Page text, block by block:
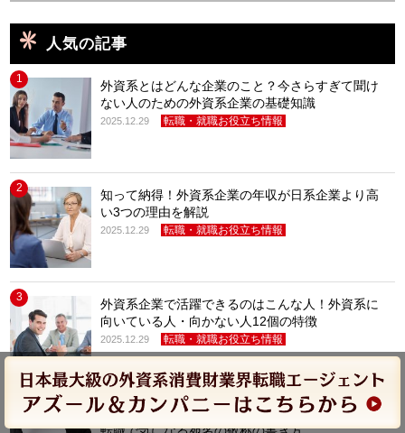
人気の記事
1
外資系とはどんな企業のこと？今さらすぎて聞け
ない人のための外資系企業の基礎知識
2025.12.29 転職・就職お役立ち情報
2
知って納得！外資系企業の年収が日系企業より高
い3つの理由を解説
2025.12.29 転職・就職お役立ち情報
3
外資系企業で活躍できるのはこんな人！外資系に
向いている人・向かない人12個の特徴
2025.12.29 転職・就職お役立ち情報
「御中」「様」英語での表記は？外資系企業への
転職で気になる宛名の敬称の書き方